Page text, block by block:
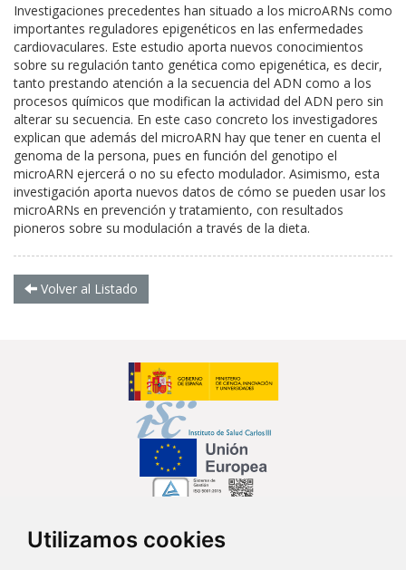
Utilizamos cookies
Investigaciones precedentes han situado a los microARNs como
importantes reguladores epigenéticos en las enfermedades
cardiovaculares. Este estudio aporta nuevos conocimientos
sobre su regulación tanto genética como epigenética, es decir,
tanto prestando atención a la secuencia del ADN como a los
procesos químicos que modifican la actividad del ADN pero sin
alterar su secuencia. En este caso concreto los investigadores
explican que además del microARN hay que tener en cuenta el
genoma de la persona, pues en función del genotipo el
microARN ejercerá o no su efecto modulador. Asimismo, esta
investigación aporta nuevos datos de cómo se pueden usar los
microARNs en prevención y tratamiento, con resultados
pioneros sobre su modulación a través de la dieta.
Volver al Listado
Síguenos en...